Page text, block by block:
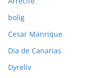
bolig
Cesar Manrique
Dia de Canarias
Dyreliv